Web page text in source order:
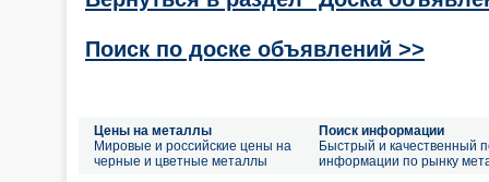
Поиск по доске объявлений >>
Цены на металлы
Мировые и российские цены на
черные и цветные металлы
Поиск информации
Быстрый и качественный
информации по рынку